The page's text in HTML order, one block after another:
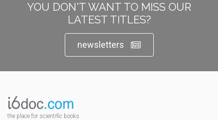
YOU DON'T WANT TO MISS OUR
LATEST TITLES?
newsletters
the place for scientific books